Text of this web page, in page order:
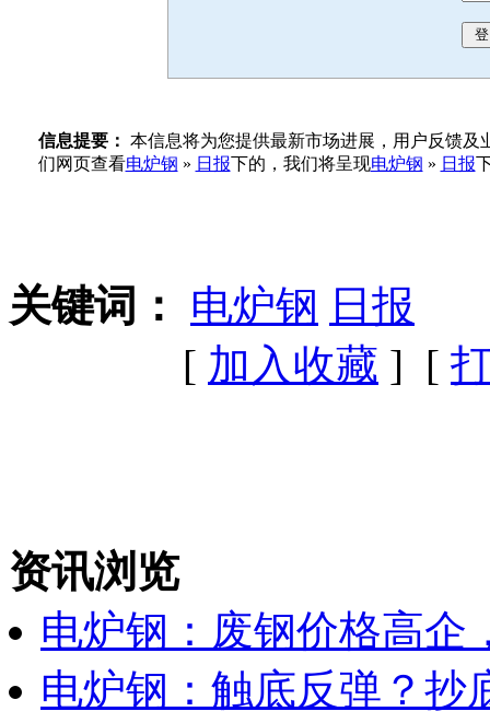
信息提要： 本信息将为您提供最新市场进展，用户反馈
们网页查看电炉钢 » 日报下的，我们将呈现电炉钢 » 日报
关键词： 电炉钢 日报
[ 加入收藏 ] [
资讯浏览
电炉钢：废钢价格高企
电炉钢：触底反弹？抄